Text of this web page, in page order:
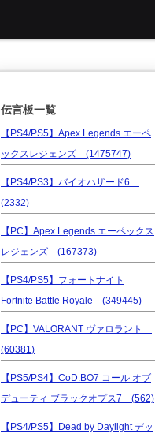
伝言板一覧
【PS4/PS5】Apex Legends エーペ
ックスレジェンズ (1475747)
【PS4/PS3】バイオハザード6
(2332)
【PC】Apex Legends エーペックス
レジェンズ (167373)
【PS4/PS5】フォートナイト
Fortnite Battle Royale (349445)
【PC】VALORANT ヴァロラント
(60381)
【PS5/PS4】CoD:BO7 コール オブ
デューティ ブラックオプス7 (562)
【PS4/PS5】Dead by Daylight デッ